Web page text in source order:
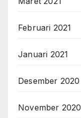
Februari 2021
Januari 2021
Desember 2020
November 2020